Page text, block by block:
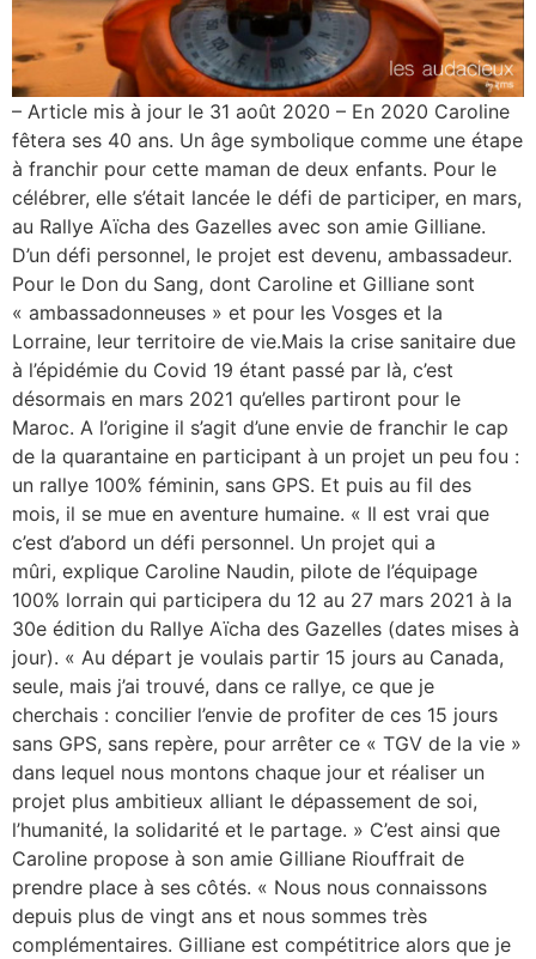
– Article mis à jour le 31 août 2020 – En 2020 Caroline
fêtera ses 40 ans. Un âge symbolique comme une étape
à franchir pour cette maman de deux enfants. Pour le
célébrer, elle s’était lancée le défi de participer, en mars,
au Rallye Aïcha des Gazelles avec son amie Gilliane.
D’un défi personnel, le projet est devenu, ambassadeur.
Pour le Don du Sang, dont Caroline et Gilliane sont
« ambassadonneuses » et pour les Vosges et la
Lorraine, leur territoire de vie.Mais la crise sanitaire due
à l’épidémie du Covid 19 étant passé par là, c’est
désormais en mars 2021 qu’elles partiront pour le
Maroc. A l’origine il s’agit d’une envie de franchir le cap
de la quarantaine en participant à un projet un peu fou :
un rallye 100% féminin, sans GPS. Et puis au fil des
mois, il se mue en aventure humaine. « Il est vrai que
c’est d’abord un défi personnel. Un projet qui a
mûri, explique Caroline Naudin, pilote de l’équipage
100% lorrain qui participera du 12 au 27 mars 2021 à la
30e édition du Rallye Aïcha des Gazelles (dates mises à
jour). « Au départ je voulais partir 15 jours au Canada,
seule, mais j’ai trouvé, dans ce rallye, ce que je
cherchais : concilier l’envie de profiter de ces 15 jours
sans GPS, sans repère, pour arrêter ce « TGV de la vie »
dans lequel nous montons chaque jour et réaliser un
projet plus ambitieux alliant le dépassement de soi,
l’humanité, la solidarité et le partage. » C’est ainsi que
Caroline propose à son amie Gilliane Riouffrait de
prendre place à ses côtés. « Nous nous connaissons
depuis plus de vingt ans et nous sommes très
complémentaires. Gilliane est compétitrice alors que je